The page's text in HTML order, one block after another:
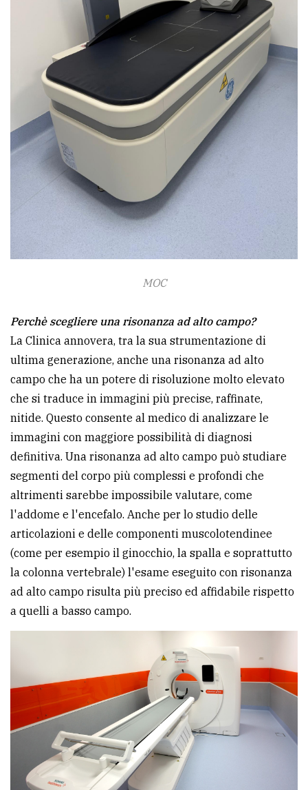
MOC
Perchè scegliere una risonanza ad alto campo?
La Clinica annovera, tra la sua strumentazione di
ultima generazione, anche una risonanza ad alto
campo che ha un potere di risoluzione molto elevato
che si traduce in immagini più precise, raffinate,
nitide. Questo consente al medico di analizzare le
immagini con maggiore possibilità di diagnosi
definitiva. Una risonanza ad alto campo può studiare
segmenti del corpo più complessi e profondi che
altrimenti sarebbe impossibile valutare, come
l'addome e l'encefalo. Anche per lo studio delle
articolazioni e delle componenti muscolotendinee
(come per esempio il ginocchio, la spalla e soprattutto
la colonna vertebrale) l'esame eseguito con risonanza
ad alto campo risulta più preciso ed affidabile rispetto
a quelli a basso campo.